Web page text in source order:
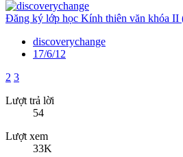
Đăng ký lớp học Kính thiên văn khóa II
discoverychange
17/6/12
2 3
Lượt trả lời
54
Lượt xem
33K